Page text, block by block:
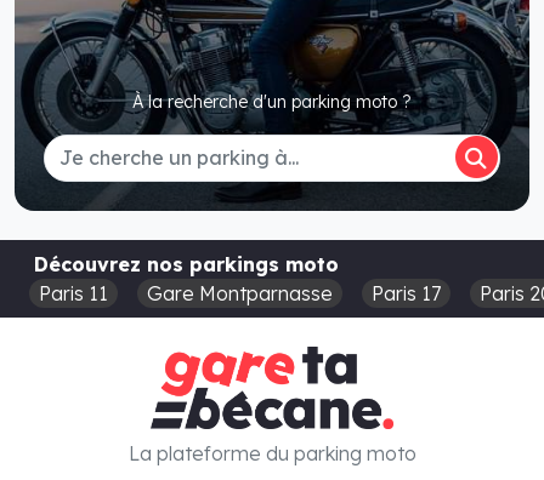
À la recherche d'un parking moto ?
Découvrez nos parkings moto
Paris 11
Gare Montparnasse Paris 17 Paris
La plateforme du parking moto